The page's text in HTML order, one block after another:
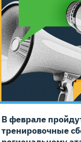
В феврале
тренировочные